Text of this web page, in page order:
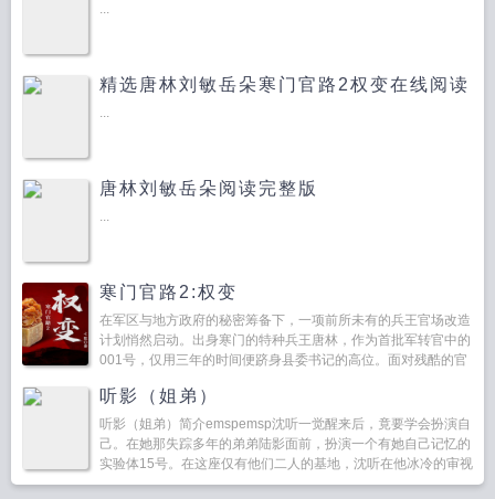
...
精选唐林刘敏岳朵寒门官路2权变在线阅读
...
唐林刘敏岳朵阅读完整版
...
寒门官路2:权变
在军区与地方政府的秘密筹备下，一项前所未有的兵王官场改造
计划悄然启动。出身寒门的特种兵王唐林，作为首批军转官中的
001号，仅用三年的时间便跻身县委书记的高位。面对残酷的官
何铁腕...
听影（姐弟）
听影（姐弟）简介emspemsp沈听一觉醒来后，竟要学会扮演自
己。在她那失踪多年的弟弟陆影面前，扮演一个有她自己记忆的
实验体15号。在这座仅有他们二人的基地，沈听在他冰冷的审视
下战栗，也在他深夜的亲吻中沉沦。当伦理的底线将...